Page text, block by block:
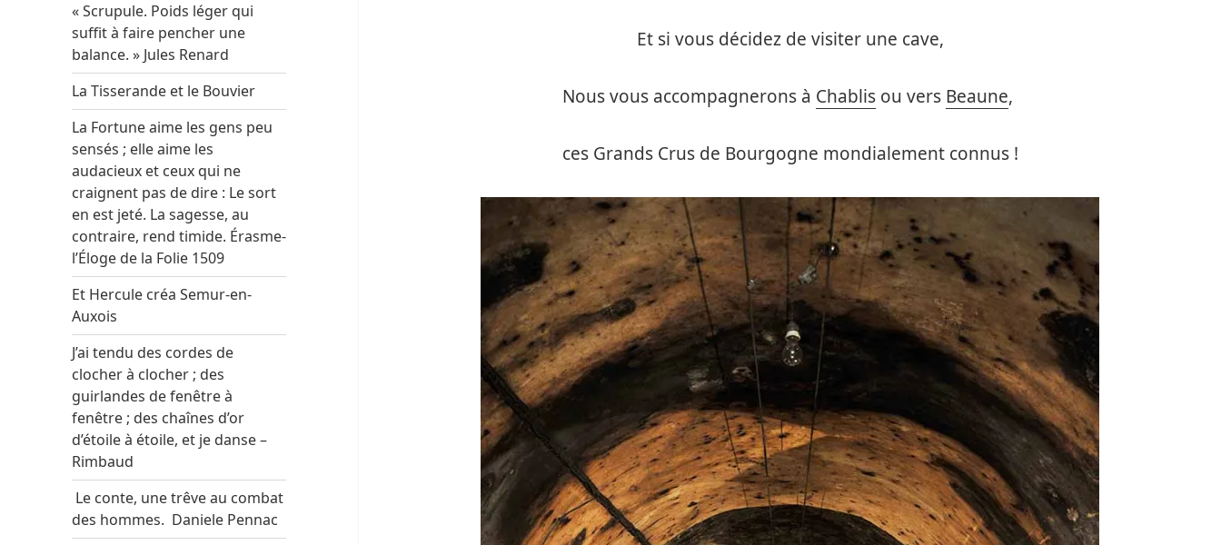
« Scrupule. Poids léger qui
suffit à faire pencher une
balance. » Jules Renard
La Tisserande et le Bouvier
La Fortune aime les gens peu
sensés ; elle aime les
audacieux et ceux qui ne
craignent pas de dire : Le sort
en est jeté. La sagesse, au
contraire, rend timide. Érasme-
l’Éloge de la Folie 1509
Et Hercule créa Semur-en-
Auxois
J’ai tendu des cordes de
clocher à clocher ; des
guirlandes de fenêtre à
fenêtre ; des chaînes d’or
d’étoile à étoile, et je danse –
Rimbaud
Le conte, une trêve au combat
des hommes. Daniele Pennac
Et si vous décidez de visiter une cave,
Nous vous accompagnerons à Chablis ou vers Beaune,
ces Grands Crus de Bourgogne mondialement connus !